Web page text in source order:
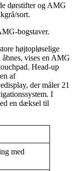
dørstifter og AMG
sort.
bogstaver.
højtopløselige
vises en AMG
Head-up
af
der måler 21
I
en dæksel til
med